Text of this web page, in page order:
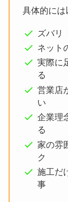
具体的には
ズバリ
ネット
実際に
る
営業店
い
企業理
る
家の雰
ク
施工だ
事